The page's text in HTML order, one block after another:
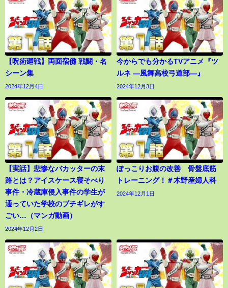
【呪術廻戦】両面宿儺 戦闘・名
シーン集
2024年12月4日
今からでも分かるTVアニメ『ツ
ルネ ―風舞高校弓道部―』
2024年12月3日
【実話】悲惨なバカッターの末
路とは？アイスケース寝そべり
事件・冷蔵庫侵入事件の学生が
通っていた学校のブチギレがす
ごい…（マンガ動画）
2024年12月2日
ぽっこりお腹の改善 骨盤底筋
トレーニング！＃木野産婦人科
2024年12月1日